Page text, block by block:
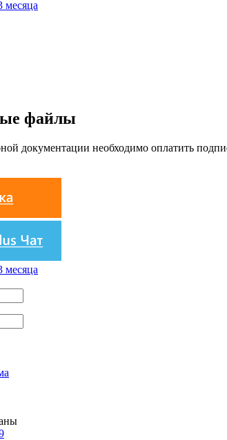
файлы
документации необходимо оплатить